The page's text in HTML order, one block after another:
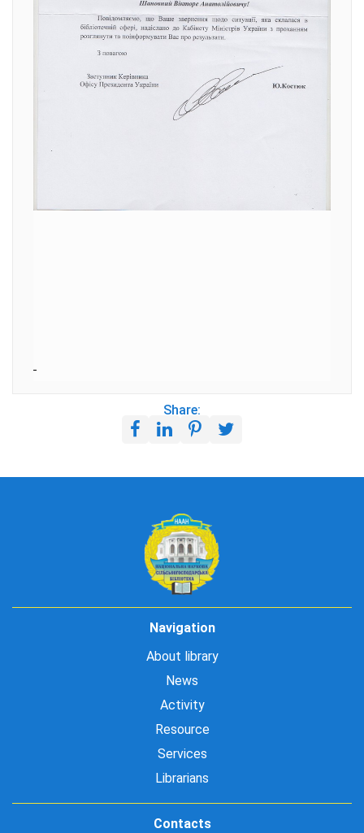
Share:
Navigation
About library
News
Activity
Resource
Services
Librarians
Contacts